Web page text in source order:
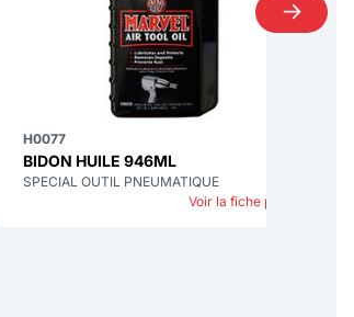
H0077
BIDON HUILE 946ML
SPECIAL OUTIL PNEUMATIQUE
Voir la fiche produit